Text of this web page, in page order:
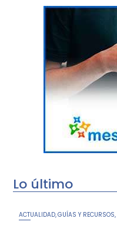
Lo último
ACTUALIDAD ,GUÍAS Y RECURSOS